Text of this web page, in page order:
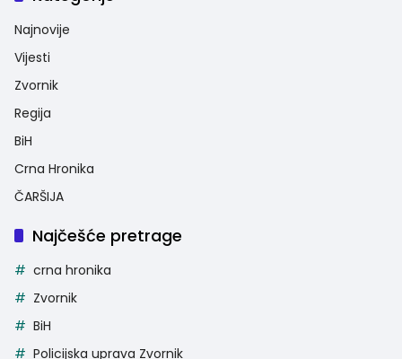
Najnovije
Vijesti
Zvornik
Regija
BiH
Crna Hronika
ČARŠIJA
Najčešće pretrage
crna hronika
Zvornik
BiH
Policijska uprava Zvornik